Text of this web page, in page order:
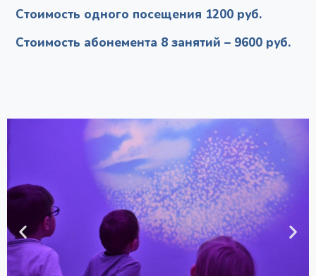
Стоимость одного посещения 1200 руб.
Стоимость абонемента 8 занятий – 9600 руб.